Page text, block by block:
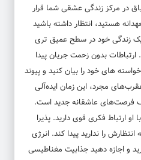
در مرکز زندگی عشقی شما قرار
هستید، انتظار داشته باشید
زندگی خود در سطح عمیق تری
بدون زحمت جریان پیدا
های خود را بیان کنید و پیوند
مجرد، این زمان ایده‌آلی
فرصت‌های عاشقانه جدید است.
فکری قوی دارید. پذیرا
را ندارید پیدا کند. انرژی
و اجازه دهید جذابیت مغناطیسی